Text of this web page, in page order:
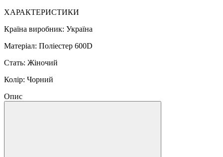
ХАРАКТЕРИСТИКИ
Країна виробник: Україна
Матеріал: Поліестер 600D
Стать: Жіночий
Колір: Чорний
Опис